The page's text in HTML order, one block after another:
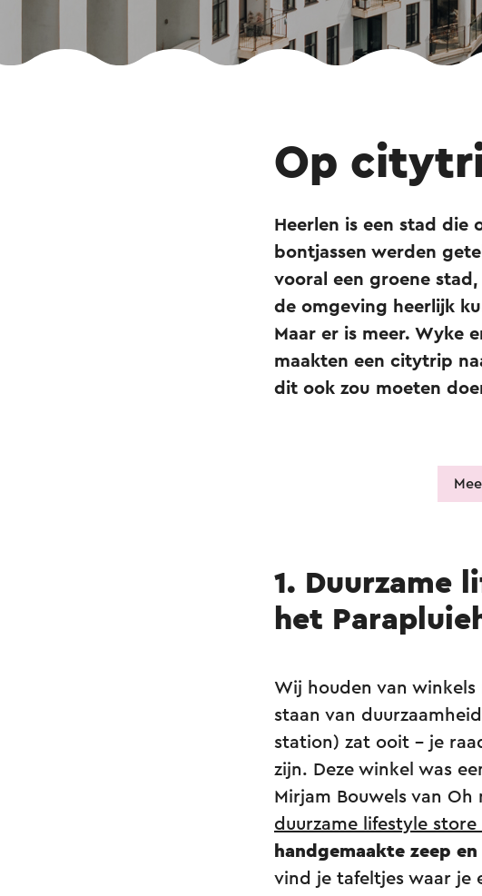
Op
Heerlen is een stad
bontjassen werden
vooral een groene
de omgeving heerlijk
Maar er is meer. Wyke
maakten een citytrip
dit ook zou moeten
1. Duurzame
het
Wij houden van winkels
staan van
station) zat ooit – je
zijn. Deze winkel was
Mirjam Bouwels van
duurzame lifestyle
handgemaakte zeep
vind je tafeltjes waar je